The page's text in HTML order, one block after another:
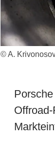
© A.